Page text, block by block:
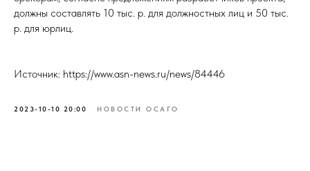
должны составлять 10 тыс. р. для должностных лиц и 50 тыс.
р. для юрлиц.
Источник: https://www.asn-news.ru/news/84446
2023-10-10 20:00 НОВОСТИ ОСАГО